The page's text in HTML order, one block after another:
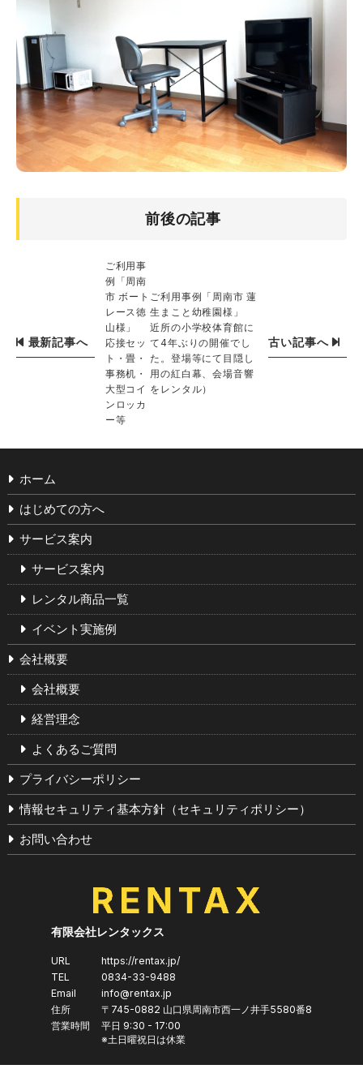
前後の記事
最新記事へ
ご利用事
例「周南
市 ボート
レース徳
山様」
応接セッ
ト・畳・
事務机・
大型コイ
ンロッカ
ー等
古い記事へ
ご利用事例「周南市 蓮
生まこと幼稚園様」
近所の小学校体育館に
て4年ぶりの開催でし
た。登場等にて目隠し
用の紅白幕、会場音響
をレンタル）
ホーム
はじめての方へ
サービス案内
サービス案内
レンタル商品一覧
イベント実施例
会社概要
会社概要
経営理念
よくあるご質問
プライバシーポリシー
情報セキュリティ基本方針（セキュリティポリシー）
お問い合わせ
有限会社レンタックス
URL
https://rentax.jp/
TEL
0834-33-9488
Email
info@rentax.jp
住所
〒745-0882 山口県周南市西一ノ井手5580番8
営業時間
平日 9:30 - 17:00
※土日曜祝日は休業